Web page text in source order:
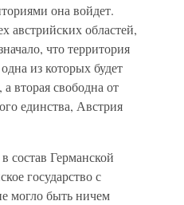
она войдет.
австрийских областей,
что территория
из которых будет
вторая свободна от
единства, Австрия
состав Германской
государство с
могло быть ничем